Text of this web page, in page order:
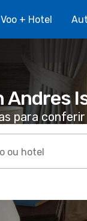
Voo + Hotel
Andres
para
ou hotel